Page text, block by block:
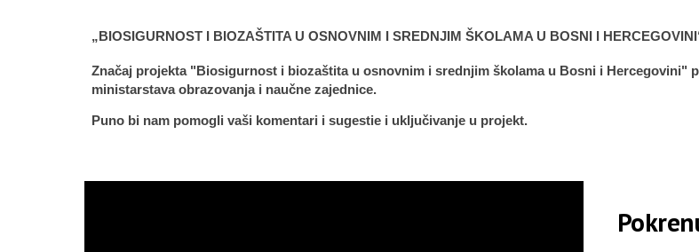
„BIOSIGURNOST I BIOZAŠTITA U OSNOVNIM I SREDNJIM ŠKOLAMA U BOSNI I
Značaj projekta "Biosigurnost i biozaštita u osnovnim i srednjim školama u Bosni i Hercegovini"
ministarstava obrazovanja i naučne zajednice.
Puno bi nam pomogli vaši komentari i sugestie i uključivanje u projekt.